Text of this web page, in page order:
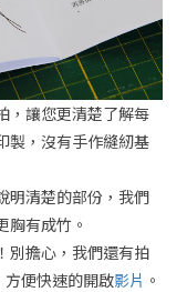
，讓您更清楚了解每
製，沒有手作縫紉基
明清楚的部份，我們
胸有成竹。
別擔心，我們還有拍
方便快速的開啟影片 。